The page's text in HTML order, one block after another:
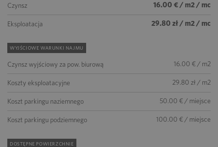
Czynsz 16.00 € / m2 / mc
Eksploatacja 29.80 zł / m2 / mc
WYJŚCIOWE WARUNKI NAJMU
Czynsz wyjściowy za pow. biurową 16.00 € / m2
Koszty eksploatacyjne 29.80 zł / m2
Koszt parkingu naziemnego 50.00 € / miejsce
Koszt parkingu podziemnego 100.00 € / miejsce
DOSTĘPNE POWIERZCHNIE